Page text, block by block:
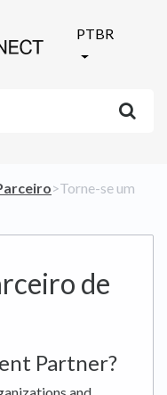
PTBR
​>​ Torne-se um
de
Partner?